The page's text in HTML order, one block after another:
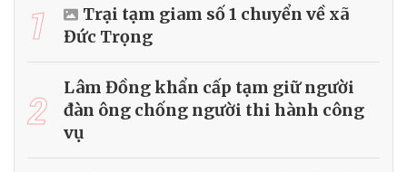
1
Trại tạm giam số 1 chuyển về xã
Đức Trọng
2
Lâm Đồng khẩn cấp tạm giữ người
đàn ông chống người thi hành công
vụ